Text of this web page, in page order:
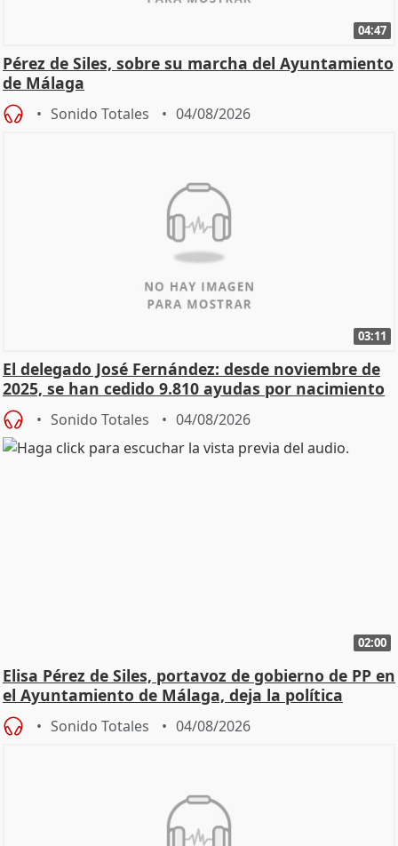
04:47
Pérez de Siles, sobre su marcha del Ayuntamiento
de Málaga
Sonido Totales 04/08/2026
03:11
El delegado José Fernández: desde noviembre de
2025, se han cedido 9.810 ayudas por nacimiento
Sonido Totales 04/08/2026
02:00
Elisa Pérez de Siles, portavoz de gobierno de PP en
el Ayuntamiento de Málaga, deja la política
Sonido Totales 04/08/2026